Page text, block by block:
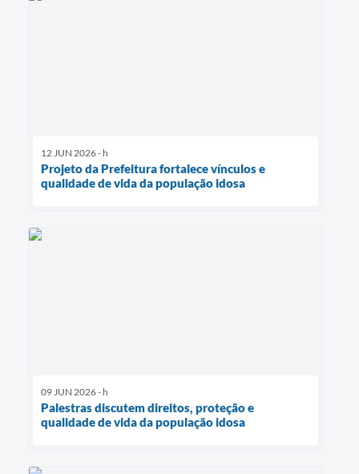
12 JUN 2026 - h
Projeto da Prefeitura fortalece vínculos e
qualidade de vida da população idosa
09 JUN 2026 - h
Palestras discutem direitos, proteção e
qualidade de vida da população idosa